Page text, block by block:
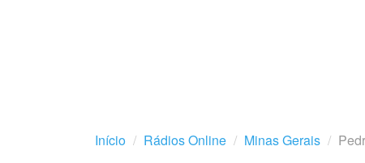
Início Rádios Online Minas Gerais